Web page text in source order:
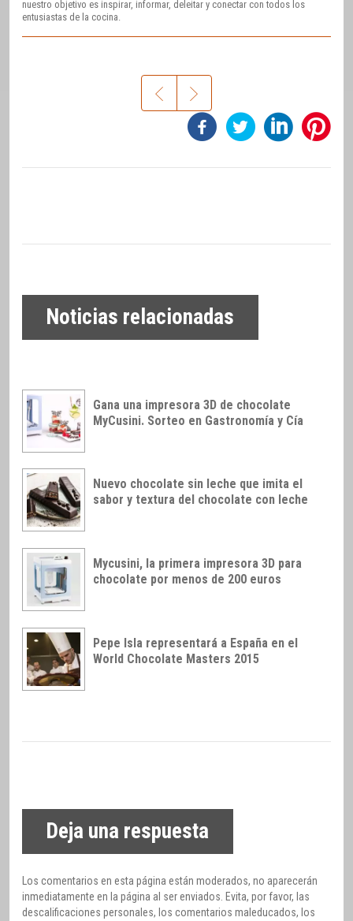
nuestro objetivo es inspirar, informar, deleitar y conectar con todos los
entusiastas de la cocina.
Noticias relacionadas
Gana una impresora 3D de chocolate
MyCusini. Sorteo en Gastronomía y Cía
Nuevo chocolate sin leche que imita el
sabor y textura del chocolate con leche
Mycusini, la primera impresora 3D para
chocolate por menos de 200 euros
Pepe Isla representará a España en el
World Chocolate Masters 2015
Deja una respuesta
Los comentarios en esta página están moderados, no aparecerán
inmediatamente en la página al ser enviados. Evita, por favor, las
descalificaciones personales, los comentarios maleducados, los